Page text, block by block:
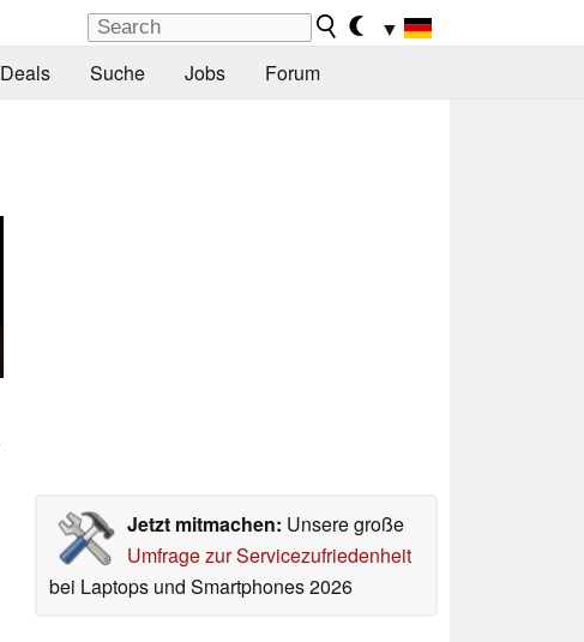
▼
Deals Suche Jobs Forum
Jetzt mitmachen: Unsere große
Umfrage zur Servicezufriedenheit
bei Laptops und Smartphones 2026